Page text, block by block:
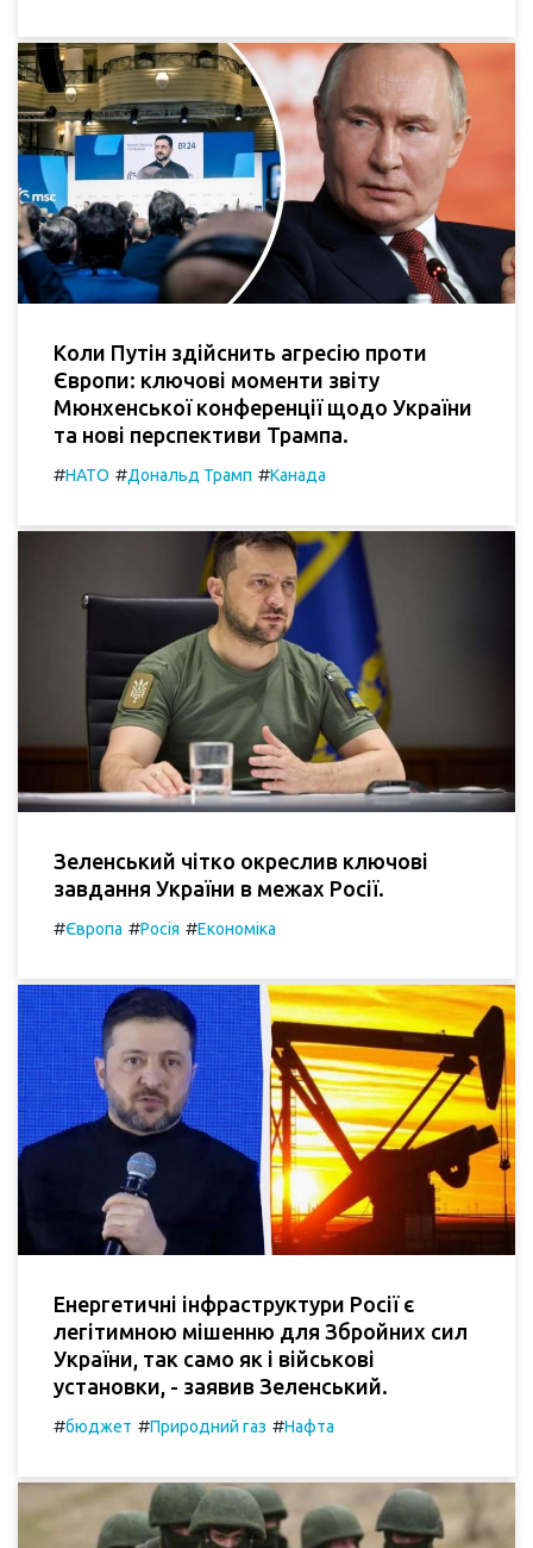
Коли Путін здійснить агресію проти
Європи: ключові моменти звіту
Мюнхенської конференції щодо України
та нові перспективи Трампа.
#НАТО #Дональд Трамп #Канада
Зеленський чітко окреслив ключові
завдання України в межах Росії.
#Європа #Росія #Економіка
Енергетичні інфраструктури Росії є
легітимною мішенню для Збройних сил
України, так само як і військові
установки, - заявив Зеленський.
#бюджет #Природний газ #Нафта